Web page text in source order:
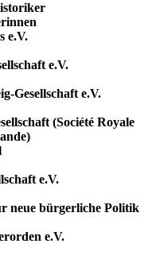
e.V.
e.V.
Gesellschaft e.V.
(Société Royale
e.V.
neue bürgerliche Politik
e.V.